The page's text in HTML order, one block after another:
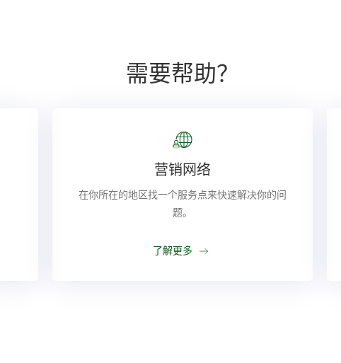
需要帮助？
营销网络
在你所在的地区找一个服务点来快速解决你的问
题。
了解更多